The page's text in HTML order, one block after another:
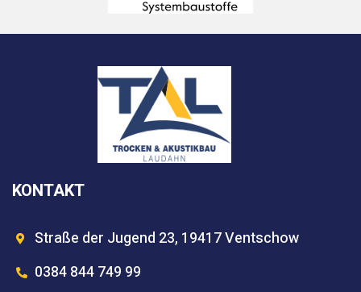
KONTAKT
Straße der Jugend 23, 19417 Ventschow
0384 844 749 99